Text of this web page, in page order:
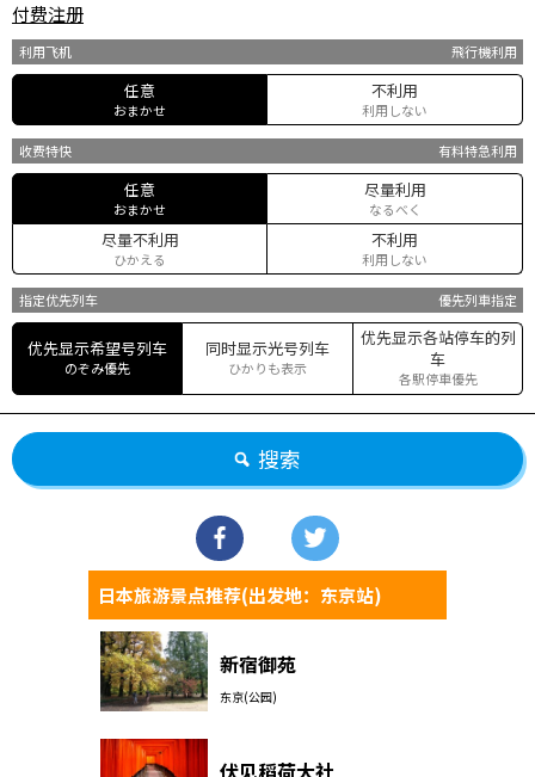
付费注册
利用飞机 飛行機利用
任意
おまかせ
不利用
利用しない
收费特快 有料特急利用
任意
おまかせ
尽量利用
なるべく
尽量不利用
ひかえる
不利用
利用しない
指定优先列车 優先列車指定
优先显示希望号列车
のぞみ優先
同时显示光号列车
ひかりも表示
优先显示各站停车的列
车
各駅停車優先
搜索
日本旅游景点推荐(出发地：东京站)
新宿御苑
东京(公园)
伏见稻荷大社